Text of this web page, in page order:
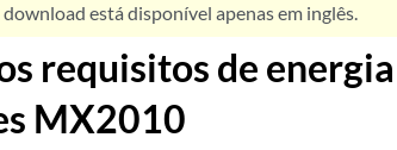
está disponível apenas em inglês.
requisitos de
MX2010